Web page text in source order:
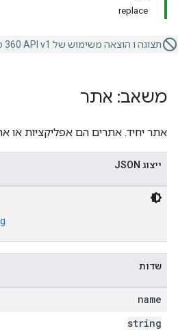
replace
תצוגה ו הוצאה משימוש של Video 360 API v1.
משאב: אתר
אתר יחיד. אתרים הם אפליקציות או
ייצוג JSON
שדות
name
string